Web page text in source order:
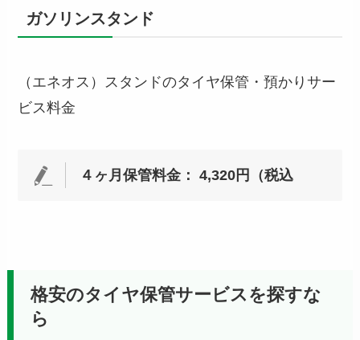
ガソリンスタンド
（エネオス）スタンドのタイヤ保管・預かりサー
ビス料金
４ヶ月保管料金： 4,320円（税込
格安のタイヤ保管サービスを探すな
ら